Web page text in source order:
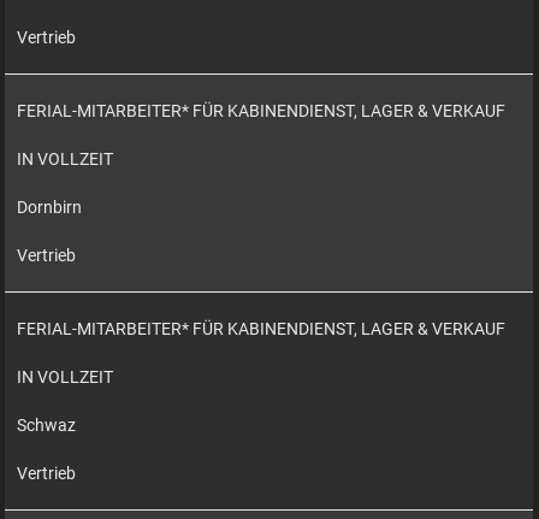
Vertrieb
FERIAL-MITARBEITER* FÜR KABINENDIENST, LAGER & VERKAUF
IN VOLLZEIT
Dornbirn
Vertrieb
FERIAL-MITARBEITER* FÜR KABINENDIENST, LAGER & VERKAUF
IN VOLLZEIT
Schwaz
Vertrieb